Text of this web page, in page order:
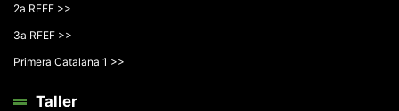
2a RFEF >>
3a RFEF >>
Primera Catalana 1 >>
Taller